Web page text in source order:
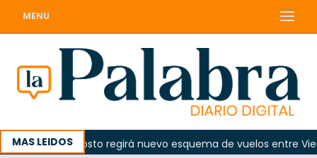
MENU
MAS LEIDOS
10 de agosto regirá nuevo esquema de vuelos entre Viedma